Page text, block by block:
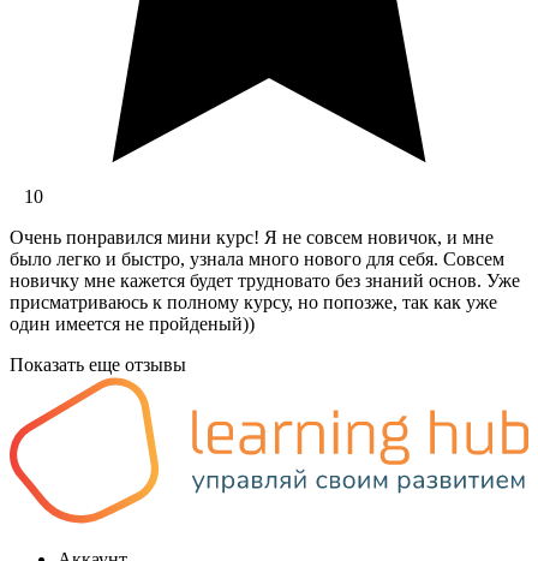
10
Очень понравился мини курс! Я не совсем новичок, и мне
было легко и быстро, узнала много нового для себя. Совсем
новичку мне кажется будет трудновато без знаний основ. Уже
присматриваюсь к полному курсу, но попозже, так как уже
один имеется не пройденый))
Показать еще отзывы